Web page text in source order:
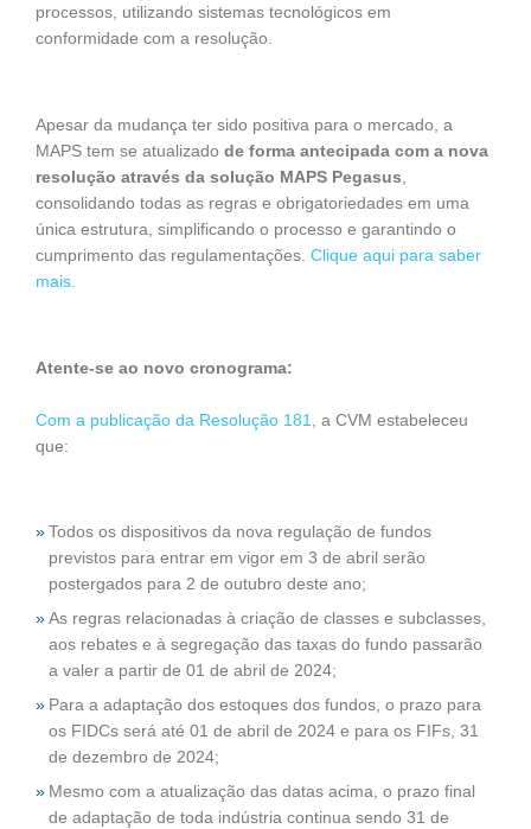
processos, utilizando sistemas tecnológicos em
conformidade com a resolução.
Apesar da mudança ter sido positiva para o mercado, a
MAPS tem se atualizado de forma antecipada com a nova
resolução através da solução MAPS Pegasus
consolidando todas as regras e obrigatoriedades em uma
única estrutura, simplificando o processo e garantindo o
cumprimento das regulamentações. Clique aqui para saber
mais.
Atente-se ao novo cronograma:
Com a publicação da Resolução 181
, a CVM estabeleceu
que:
Todos os dispositivos da nova regulação de fundos
previstos para entrar em vigor em 3 de abril serão
postergados para 2 de outubro deste ano;
As regras relacionadas à criação de classes e subclasses,
aos rebates e à segregação das taxas do fundo passarão
a valer a partir de 01 de abril de 2024;
Para a adaptação dos estoques dos fundos, o prazo para
os FIDCs será até 01 de abril de 2024 e para os FIFs, 31
de dezembro de 2024;
Mesmo com a atualização das datas acima, o prazo final
de adaptação de toda indústria continua sendo 31 de